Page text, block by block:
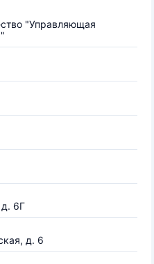
"Управляющая
д. 6Г
д. 6